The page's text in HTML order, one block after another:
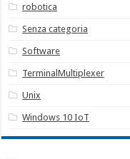
robotica
Senza categoria
Software
TerminalMultiplexer
Unix
Windows 10 IoT